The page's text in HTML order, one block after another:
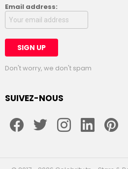
Email address:
Don't worry, we don't spam
SUIVEZ-NOUS